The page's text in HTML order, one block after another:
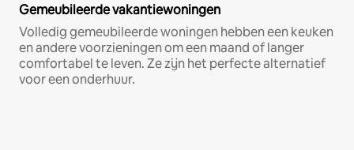
Gemeubileerde vakantiewoningen
Volledig gemeubileerde woningen hebben een keuken
en andere voorzieningen om een maand of langer
comfortabel te leven. Ze zijn het perfecte alternatief
voor een onderhuur.